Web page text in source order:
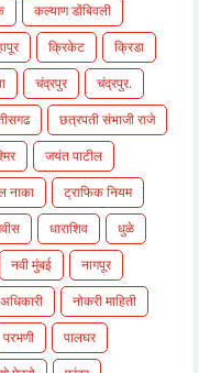
कल्याण डोंबिवली
क्रिकेट
क्रिडा
चंद्रपुर
चंद्रपुर.
छत्रपती संभाजी राजे
जयंत पाटील
नाका
ट्राफिक नियम
धाराशिव
धुळे
नवी मुंबई
नागपूर
नोकरी माहिती
परभणी
पालघर